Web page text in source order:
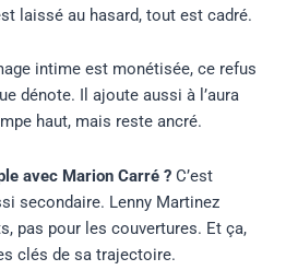
laissé au hasard, tout est cadré.
intime est monétisée, ce refus
dénote. Il ajoute aussi à l’aura
haut, mais reste ancré.
avec Marion Carré ?C’est
secondaire. Lenny Martinez
pas pour les couvertures. Et ça,
clés de sa trajectoire.